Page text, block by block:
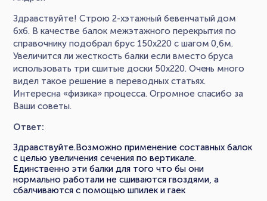
Здравствуйте! Строю 2-хэтажный бевенчатый дом
6х6. В качестве балок межэтажного перекрытия по
справочнику подобрал брус 150х220 с шагом 0,6м.
Увеличится ли жесткость балки если вместо бруса
использовать три сшитые доски 50х220. Очень много
видел такое решение в переводных статьях.
Интересна «физика» процесса. Огромное спасибо за
Ваши советы.
Ответ:
Здравствуйте.Возможно применение составных балок
с целью увеличения сечения по вертикале.
Единственно эти балки для того что бы они
нормально работали не сшиваются гвоздями, а
сбалчиваются с помощью шпилек и гаек